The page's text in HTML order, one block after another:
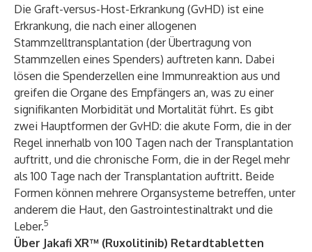
Die Graft-versus-Host-Erkrankung (GvHD) ist eine
Erkrankung, die nach einer allogenen
Stammzelltransplantation (der Übertragung von
Stammzellen eines Spenders) auftreten kann. Dabei
lösen die Spenderzellen eine Immunreaktion aus und
greifen die Organe des Empfängers an, was zu einer
signifikanten Morbidität und Mortalität führt. Es gibt
zwei Hauptformen der GvHD: die akute Form, die in der
Regel innerhalb von 100 Tagen nach der Transplantation
auftritt, und die chronische Form, die in der Regel mehr
als 100 Tage nach der Transplantation auftritt. Beide
Formen können mehrere Organsysteme betreffen, unter
anderem die Haut, den Gastrointestinaltrakt und die
Leber.5
Über Jakafi XR™ (Ruxolitinib) Retardtabletten